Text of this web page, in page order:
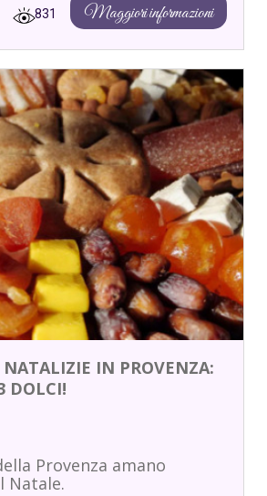
Maggiori informazioni
831
IN PROVENZA:
DOLCI!
Provenza amano
Natale.